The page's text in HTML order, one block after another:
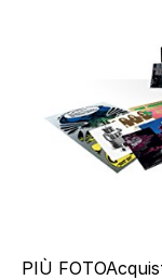
PIÙ FOTO